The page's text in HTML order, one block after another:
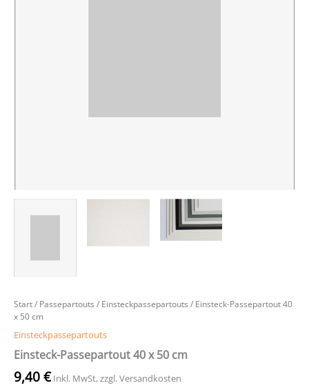
Start/ Passepartouts / Einsteckpassepartouts / Einsteck-Passepartout 40
x 50 cm
Einsteckpassepartouts
Einsteck-Passepartout 40 x 50 cm
9,40€ Inkl. MwSt, zzgl. Versandkosten